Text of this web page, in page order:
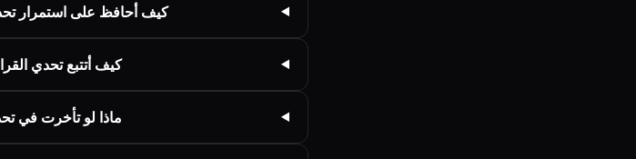
كيف أحافظ على استمرار
كيف أتتبع تحدي
ماذا لو تأخرت في